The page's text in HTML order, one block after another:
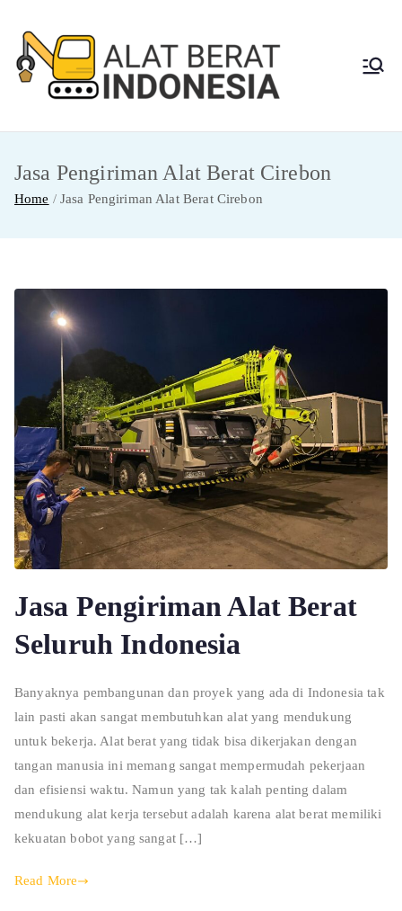
content
Berat
Indon
Jasa Sewa Alat
Jasa Pengiriman Alat Berat Cirebon
Home Jasa Pengiriman Alat Berat Cirebon
Jasa Pengiriman Alat Berat
Seluruh Indonesia
Banyaknya pembangunan dan proyek yang ada di Indonesia tak
lain pasti akan sangat membutuhkan alat yang mendukung
untuk bekerja. Alat berat yang tidak bisa dikerjakan dengan
tangan manusia ini memang sangat mempermudah pekerjaan
dan efisiensi waktu. Namun yang tak kalah penting dalam
mendukung alat kerja tersebut adalah karena alat berat memiliki
kekuatan bobot yang sangat […]
Read More